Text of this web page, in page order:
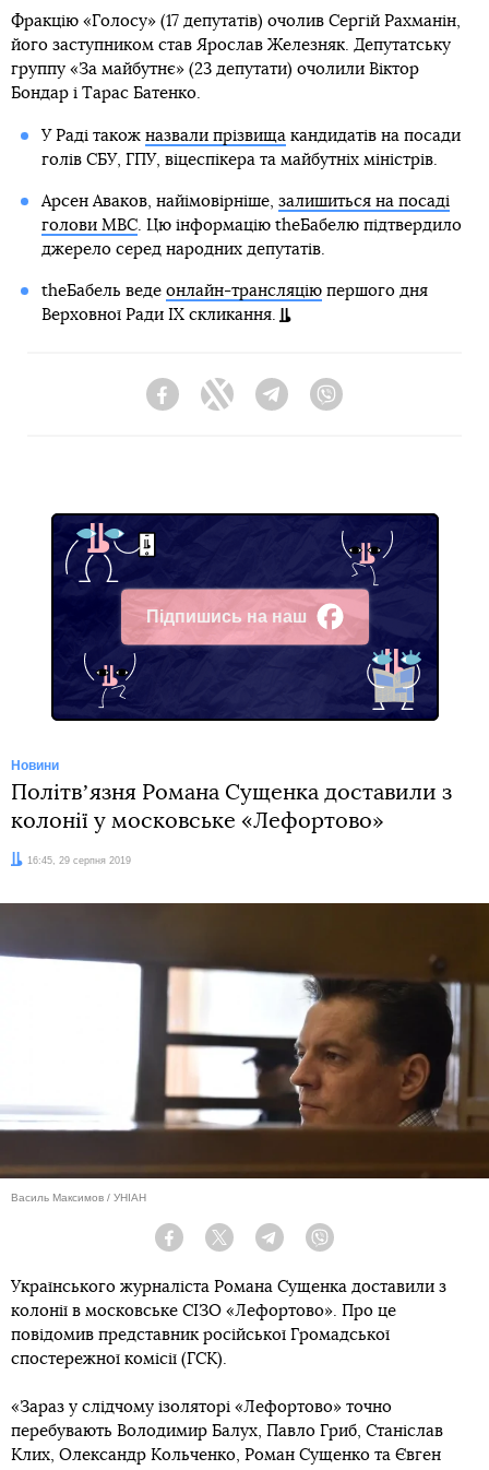
Фракцію «Голосу» (17 депутатів) очолив Сергій Рахманін,
його заступником став Ярослав Железняк. Депутатську
группу «За майбутнє» (23 депутати) очолили Віктор
Бондар і Тарас Батенко.
У Раді також назвали прізвищакандидатів на посади
голів СБУ, ГПУ, віцеспікера та майбутніх міністрів.
Арсен Аваков, найімовірніше, залишиться на посаді
голови МВС. Цю інформацію theБабелю підтвердило
джерело серед народних депутатів.
theБабель веде онлайн-трансляціюпершого дня
Верховної Ради IX скликання.
FacebookTwitter Telegram
Підпишись на наш
Facebook
Новини
Політвʼязня Романа Сущенка доставили з
колонії у московське «Лефортово»
Дата:16:45, 29 серпня 2019
Василь Максимов / УНІАН
Facebook Twitter Telegram
Українського журналіста Романа Сущенка доставили з
колонії в московське СІЗО «Лефортово». Про це
повідомив представник російської Громадської
спостережної комісії (ГСК).
«Зараз у слідчому ізоляторі «Лефортово» точно
перебувають Володимир Балух, Павло Гриб, Станіслав
Клих, Олександр Кольченко, Роман Сущенко та Євген